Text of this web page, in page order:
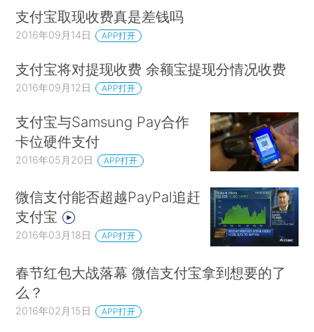
支付宝取现收费真是差钱吗
2016年09月14日 APP打开
支付宝将对提现收费 余额宝提现分情况收费
2016年09月12日 APP打开
支付宝与Samsung Pay合作
卡位硬件支付
2016年05月20日 APP打开
微信支付能否超越PayPal追赶
支付宝
2016年03月18日 APP打开
春节红包大战落幕 微信支付宝拿到想要的了
么？
2016年02月15日 APP打开